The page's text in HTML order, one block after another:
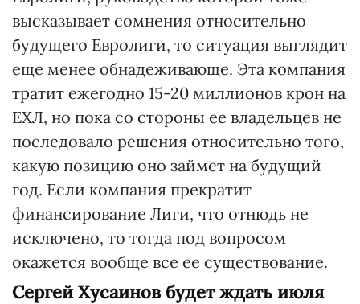
высказывает сомнения относительно
будущего Евролиги, то ситуация выглядит
еще менее обнадеживающе. Эта компания
тратит ежегодно 15-20 миллионов крон на
ЕХЛ, но пока со стороны ее владельцев не
последовало решения относительно того,
какую позицию оно займет на будущий
год. Если компания прекратит
финансирование Лиги, что отнюдь не
исключено, то тогда под вопросом
окажется вообще все ее существование.
Сергей Хусаинов будет ждать июля